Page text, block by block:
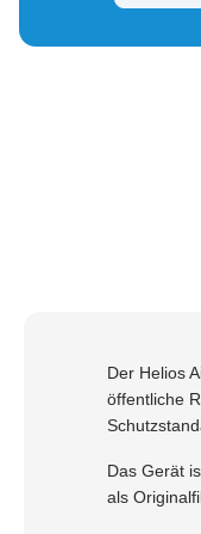
Der Helios
öffentliche
Das Gerät
als